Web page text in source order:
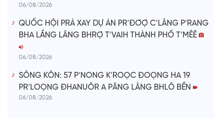
06/08/2026
QUỐC HỘI PRÁ XAY DỰ ÁN PR’ĐƠỢ C’LÂNG P’RANG
BHA LẦNG LÂNG BHRỢ T’VAIH THÀNH PHỐ T’MÊÊ
06/08/2026
SÔNG KÔN: 57 P’NONG K’ROỌC ĐOỌNG HA 19
PR’LOỌNG ĐHANUÔR A PĂNG LÂNG BHLÔ BỀN
06/08/2026